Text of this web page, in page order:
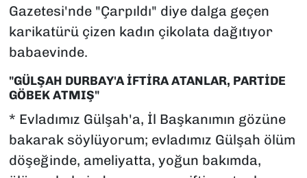
Gazetesi'nde "Çarpıldı" diye dalga geçen
karikatürü çizen kadın çikolata dağıtıyor
babaevinde.
"GÜLŞAH DURBAY'A İFTİRA ATANLAR, PARTİDE
GÖBEK ATMIŞ"
* Evladımız Gülşah'a, İl Başkanımın gözüne
bakarak söylüyorum; evladımız Gülşah ölüm
döşeğinde, ameliyatta, yoğun bakımda,